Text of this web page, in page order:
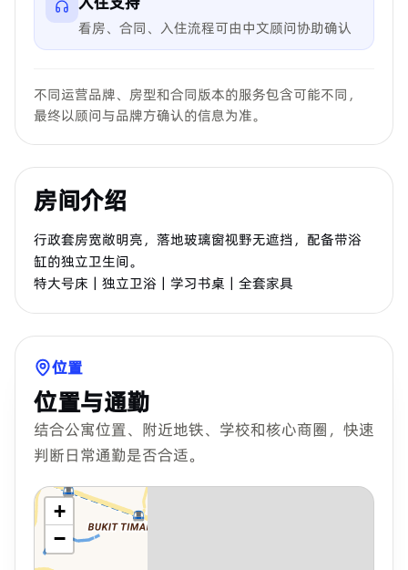
看房、合同、入住流程可由中文顾问协助确认
不同运营品牌、房型和合同版本的服务包含可能不同，
最终以顾问与品牌方确认的信息为准。
房间介绍
行政套房宽敞明亮，落地玻璃窗视野无遮挡，配备带浴
缸的独立卫生间。
特大号床｜独立卫浴｜学习书桌｜全套家具
位置
位置与通勤
结合公寓位置、附近地铁、学校和核心商圈，快速
判断日常通勤是否合适。
+
−